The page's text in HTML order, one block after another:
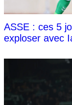
ASSE : ces 5
exploser avec